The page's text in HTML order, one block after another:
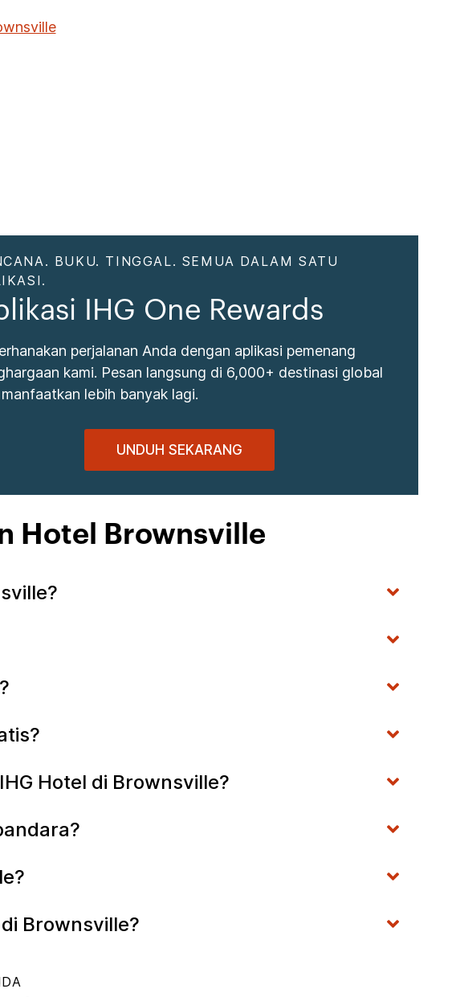
BUKU. TINGGAL. SEMUA DALAM SATU
IHG One Rewards
perjalanan Anda dengan aplikasi pemenang
kami. Pesan langsung di 6,000+ destinasi global
lebih banyak lagi.
UNDUH SEKARANG
Hotel Brownsville
Hotel di Brownsville?
Brownsville?